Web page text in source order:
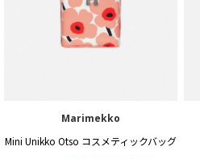
Marimekko
Mini Unikko Otso コスメティックバッグ